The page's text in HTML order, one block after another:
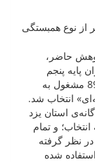
نوع همبستگی
حاضر،
پایه پنجم
ابتدایی یزد (16100 نفر) که در سال تحصیلی 90-89 مشغول به
انتخاب شد.
استان یزد
آن منطقه جمعاً 17 مدرسه انتخاب؛ و تمام
نظر گرفته
شده